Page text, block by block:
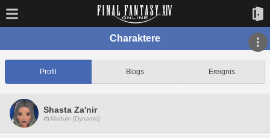
Charaktere
Profil Blogs Ereignis
Shasta Za'nir
Maduin [Dynamis]